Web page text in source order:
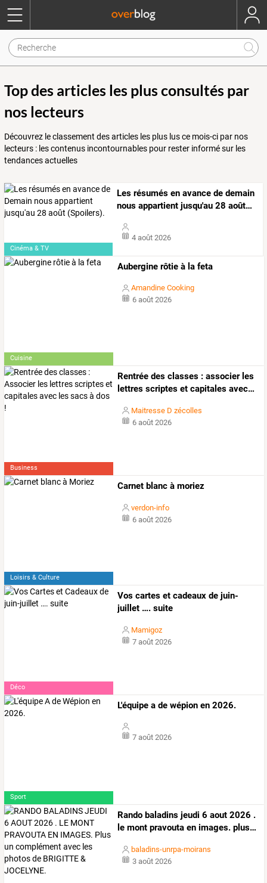
Top des articles les plus consultés par
nos lecteurs
Découvrez le classement des articles les plus lus ce mois-ci par nos
lecteurs : les contenus incontournables pour rester informé sur les
tendances actuelles
Cinéma & TV
Les résumés en avance de demain
nous appartient jusqu'au 28 août…
4 août 2026
Cuisine
Aubergine rôtie à la feta
Amandine Cooking
6 août 2026
Business
Rentrée des classes : associerles
lettres scriptes et capitales avec…
Maitresse D zécolles
6 août 2026
Loisirs & Culture
Carnet blanc à moriez
verdon-info
6 août 2026
Déco
Vos cartes et cadeaux de juin-
juillet …. suite
Mamigoz
7 août 2026
Sport
L'équipe a de wépion en 2026.
7 août 2026
Rando baladins jeudi 6 aout 2026 .
le mont pravouta en images. plus…
baladins-unrpa-moirans
3 août 2026